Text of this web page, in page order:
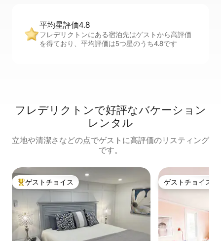
平均星評価4.8
フレデリクトンにある宿泊先はゲストから高評価
を得ており、平均評価は5つ星のうち4.8です
フレデリクトンで好評なバケーション
レンタル
立地や清潔さなどの点でゲストに高評価のリスティング
です。
大好評のゲストチョイスです。
ゲストチョイス ゲストチョイス
ゲストチョイス